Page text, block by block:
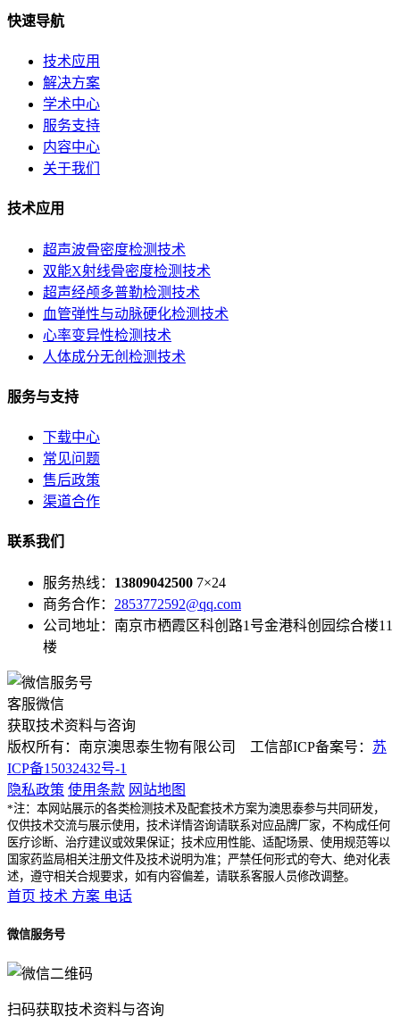
快速导航
技术应用
解决方案
学术中心
服务支持
内容中心
关于我们
技术应用
超声波骨密度检测技术
双能X射线骨密度检测技术
超声经颅多普勒检测技术
血管弹性与动脉硬化检测技术
心率变异性检测技术
人体成分无创检测技术
服务与支持
下载中心
常见问题
售后政策
渠道合作
联系我们
服务热线： 13809042500 7×24
商务合作： 2853772592@qq.com
公司地址：南京市栖霞区科创路1号金港科创园综合楼11
楼
客服微信
获取技术资料与咨询
版权所有：南京澳思泰生物有限公司 工信部ICP备案号： 苏
ICP备15032432号-1
隐私政策 使用条款 网站地图
*注：本网站展示的各类检测技术及配套技术方案为澳思泰参与共同研发，
仅供技术交流与展示使用，技术详情咨询请联系对应品牌厂家，不构成任何
医疗诊断、治疗建议或效果保证；技术应用性能、适配场景、使用规范等以
国家药监局相关注册文件及技术说明为准；严禁任何形式的夸大、绝对化表
述，遵守相关合规要求，如有内容偏差，请联系客服人员修改调整。
首页 技术 方案 电话
微信服务号
扫码获取技术资料与咨询